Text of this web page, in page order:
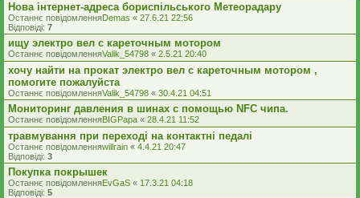
Нова інтернет-адреса бориспільського Метеорадару
Останнє повідомленняDemas « 27.6.21 22:56
Відповіді: 7
ищу электро вел c кареточным мотором
Останнє повідомленняValik_54798 « 2.5.21 20:40
хочу найти на прокат электро вел с кареточным мотором ,
помогите пожалуйста
Останнє повідомленняValik_54798 « 30.4.21 04:51
Мониторинг давления в шинах с помощью NFC чипа.
Останнє повідомленняBIGPapa « 28.4.21 11:52
травмування при переході на контактні педалі
Останнє повідомленняwillrain « 4.4.21 20:47
Відповіді: 3
Покупка покрышек
Останнє повідомленняEvGaS « 17.3.21 04:18
Відповіді: 5